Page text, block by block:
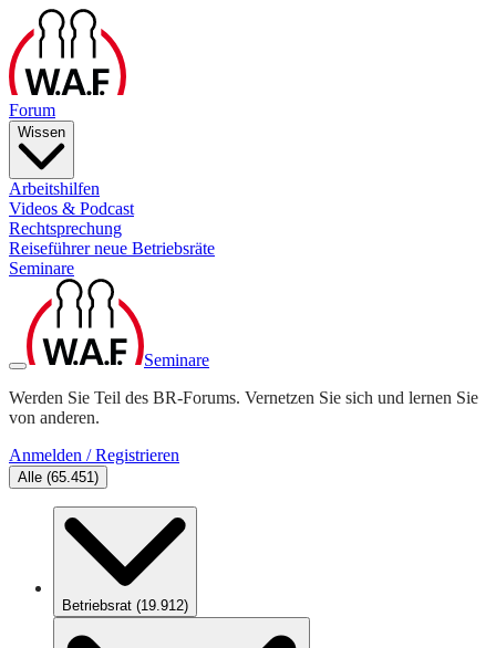
Forum
Wissen
Arbeitshilfen
Videos & Podcast
Rechtsprechung
Reiseführer neue Betriebsräte
Seminare
Seminare
Werden Sie Teil des BR-Forums. Vernetzen Sie sich und lernen Sie
von anderen.
Anmelden / Registrieren
Alle (65.451)
Betriebsrat (19.912)